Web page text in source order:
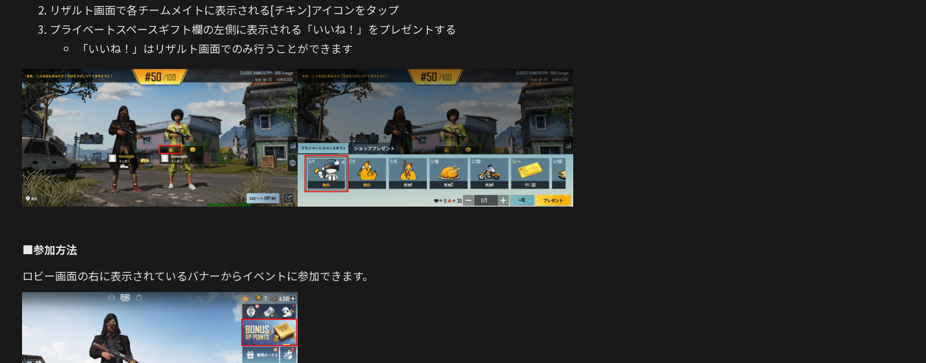
リザルト画面で各チームメイトに表示される[チキン]アイコンをタップ
プライベートスペースギフト欄の左側に表示される「いいね！」をプレゼントする
「いいね！」はリザルト画面でのみ行うことができます
■参加方法
ロビー画面の右に表示されているバナーからイベントに参加できます。